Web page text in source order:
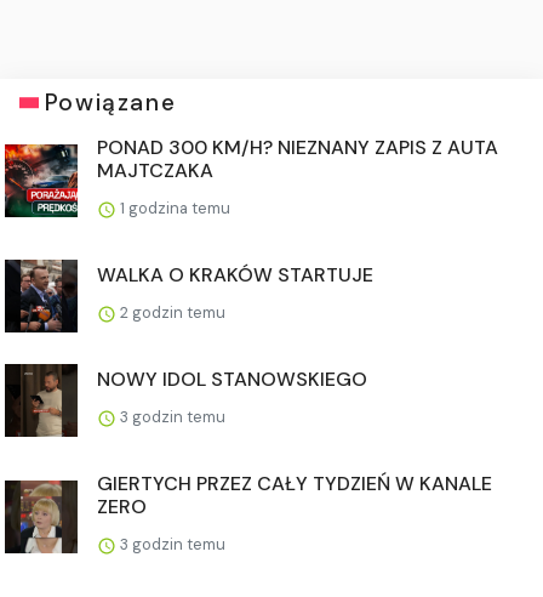
Powiązane
PONAD 300 KM/H? NIEZNANY ZAPIS Z AUTA
MAJTCZAKA
1 godzina temu
WALKA O KRAKÓW STARTUJE
2 godzin temu
NOWY IDOL STANOWSKIEGO
3 godzin temu
GIERTYCH PRZEZ CAŁY TYDZIEŃ W KANALE
ZERO
3 godzin temu